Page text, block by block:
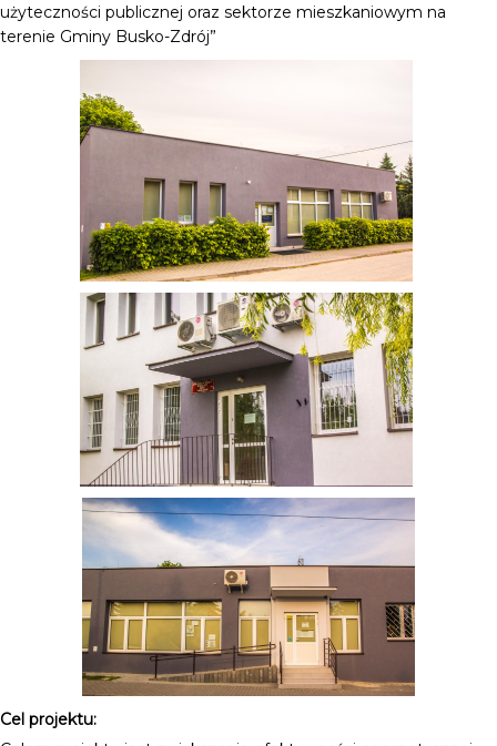
użyteczności publicznej oraz sektorze mieszkaniowym na
terenie Gminy Busko-Zdrój”
Cel projektu: